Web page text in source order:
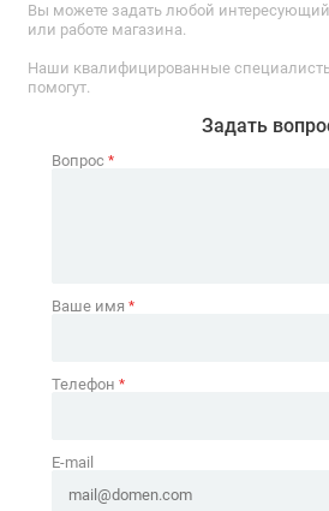
Вы можете задать любой интересующий
или работе магазина.
Наши квалифицированные
помогут.
Задать
Вопрос *
Ваше имя *
Телефон *
E-mail